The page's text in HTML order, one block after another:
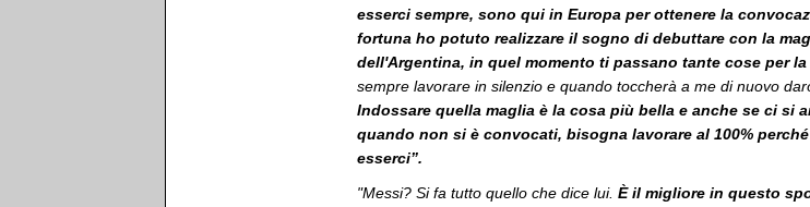
esserci sempre, sono qui in Europa per ottenere la
fortuna ho potuto realizzare il sogno di debuttare con la
dell'Argentina, in quel momento ti passano tante cose per la
sempre lavorare in silenzio e quando toccherà a me di nuovo
Indossare quella maglia è la cosa più bella e anche se ci si
quando non si è convocati, bisogna lavorare al 100%
esserci”.
"Messi? Si fa tutto quello che dice lui. È il migliore in questo